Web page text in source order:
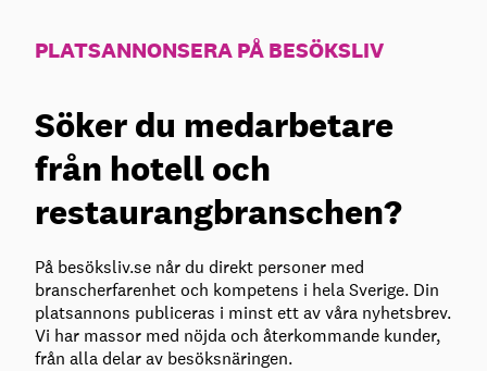
PLATSANNONSERA PÅ BESÖKSLIV
Söker du medarbetare
från hotell och
restaurangbranschen?
På besöksliv.se når du direkt personer med
branscherfarenhet och kompetens i hela Sverige. Din
platsannons publiceras i minst ett av våra nyhetsbrev.
Vi har massor med nöjda och återkommande kunder,
från alla delar av besöksnäringen.